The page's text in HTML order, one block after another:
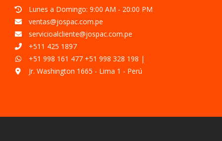
Lunes a Domingo: 9:00 AM - 20:00 PM
ventas@jospac.com.pe
servicioalcliente@jospac.com.pe
+511 425 1897
+51 998 161 477 +51 998 328 198 |
Jr. Washington 1665 - Lima 1 - Perú